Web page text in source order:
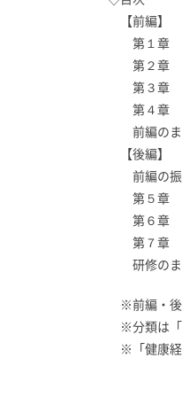
【前編】
第１章 健
第２章 今
第３章 思
第４章 健
前編のま
【後編】
前編の振
第５章 私
第６章 生
第７章 健
研修のま
※前編・後
※分類は「
※「健康経